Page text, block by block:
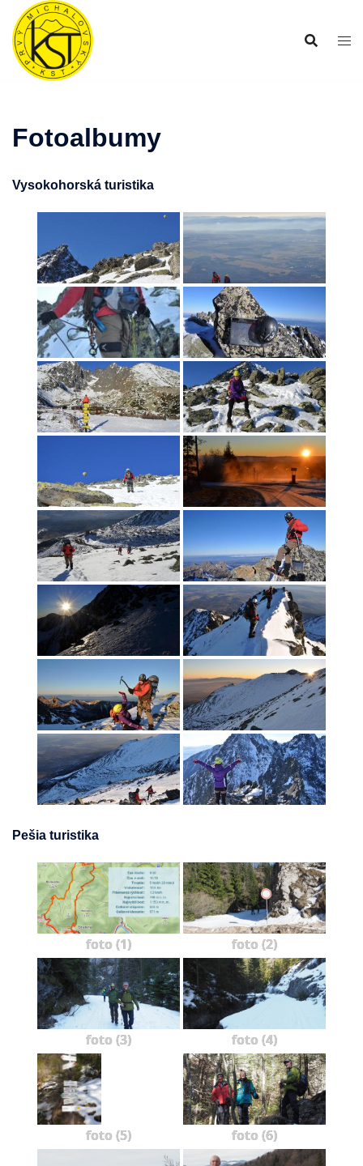
Preskočiť
obsah
Fotoalbumy
Vysokohorská turistika
Pešia turistika
foto (1) foto (2)
foto (3) foto (4)
foto (5) foto (6)